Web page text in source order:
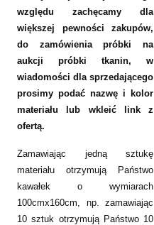
względu zachęcamy dla
większej pewności zakupów,
do zamówienia próbki na
aukcji próbki tkanin, w
wiadomości dla sprzedającego
prosimy podać nazwę i kolor
materiału lub wkleić link z
ofertą.
Zamawiając jedną sztukę
materiału otrzymują Państwo
kawałek o wymiarach
100cmx160cm, np. zamawiając
10 sztuk otrzymują Państwo 10